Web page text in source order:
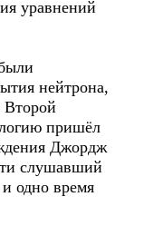
уравнений
нейтрона,
Второй
пришёл
Джордж
слушавший
одно время